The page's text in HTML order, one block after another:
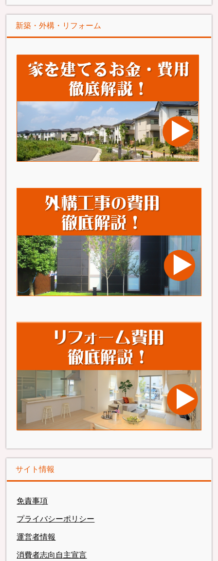
新築・外構・リフォーム
サイト情報
免責事項
プライバシーポリシー
運営者情報
消費者志向自主宣言